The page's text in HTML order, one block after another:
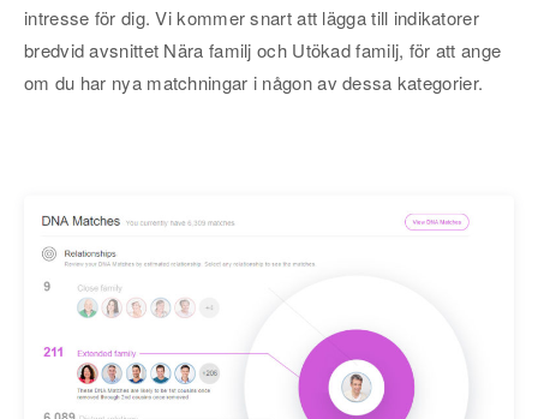
intresse för dig. Vi kommer snart att lägga till indikatorer
bredvid avsnittet Nära familj och Utökad familj, för att ange
om du har nya matchningar i någon av dessa kategorier.